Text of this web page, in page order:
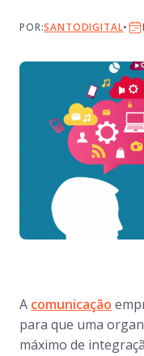
POR:SANTODIGITAL
A comunicação
para que uma
máximo de